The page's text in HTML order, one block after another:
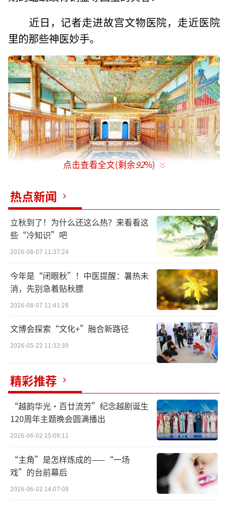
近日，记者走进故宫文物医院，走近医院
里的那些神医妙手。
修复后的倦勤斋一角。旁边的殿宇、头顶的藤
萝架、四周的竹篱笆，整张通景画形成一个完
整的场景，与小戏台浑然一体。李韵摄/光明图
中西医结合创造奇迹
记者走进文物医院书画修复组时，一位年
轻人正在用一张当代书法作品练习修复技艺，
科长杨泽华在一旁指导。
杨泽华，国家级非遗项目“古字画装裱修
复技艺”的第三代传承人，1985年进入书画修
复科，主持修复了大量故宫博物院藏书画文
物、中国驻外使馆藏书画文物，以及地方博物
馆藏书画文物。
说起自己修复过的古书画，杨泽华感受最
深的是倦勤斋的通景画。他认为，这是古书画
修复第一次真正与现代科技相结合的实践。倦
点击查看全文(剩余92%)
热点新闻
立秋到了！为什么还这么热？来看看这
些“冷知识”吧
2026-08-07 11:37:24
今年是“闭眼秋”！中医提醒：暑热未
消，先别急着贴秋膘
2026-08-07 11:41:28
文博会探索“文化+”融合新路径
2026-05-22 11:32:39
精彩推荐
“越韵华光·百廿流芳”纪念越剧诞生
120周年主题晚会圆满播出
2026-06-02 15:09:11
“主角”是怎样炼成的——“一场
戏”的台前幕后
2026-06-02 14:07:08